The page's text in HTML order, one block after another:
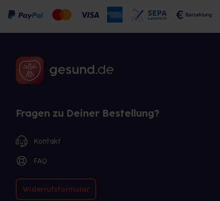
Fragen zu Deiner Bestellung?
Kontakt
FAQ
Widerrufsformular